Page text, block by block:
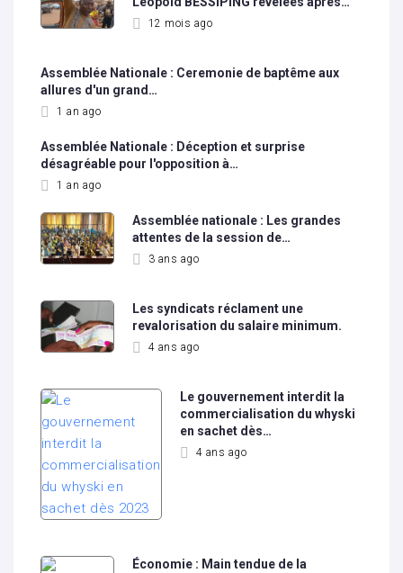
12 mois ago
Assemblée Nationale : Ceremonie de baptême aux
allures d'un grand…
1 an ago
Assemblée Nationale : Déception et surprise
désagréable pour l'opposition à…
1 an ago
Assemblée nationale : Les grandes
attentes de la session de…
3 ans ago
Les syndicats réclament une
revalorisation du salaire minimum.
4 ans ago
Le gouvernement interdit la
commercialisation du whyski
en sachet dès…
4 ans ago
Économie : Main tendue de la